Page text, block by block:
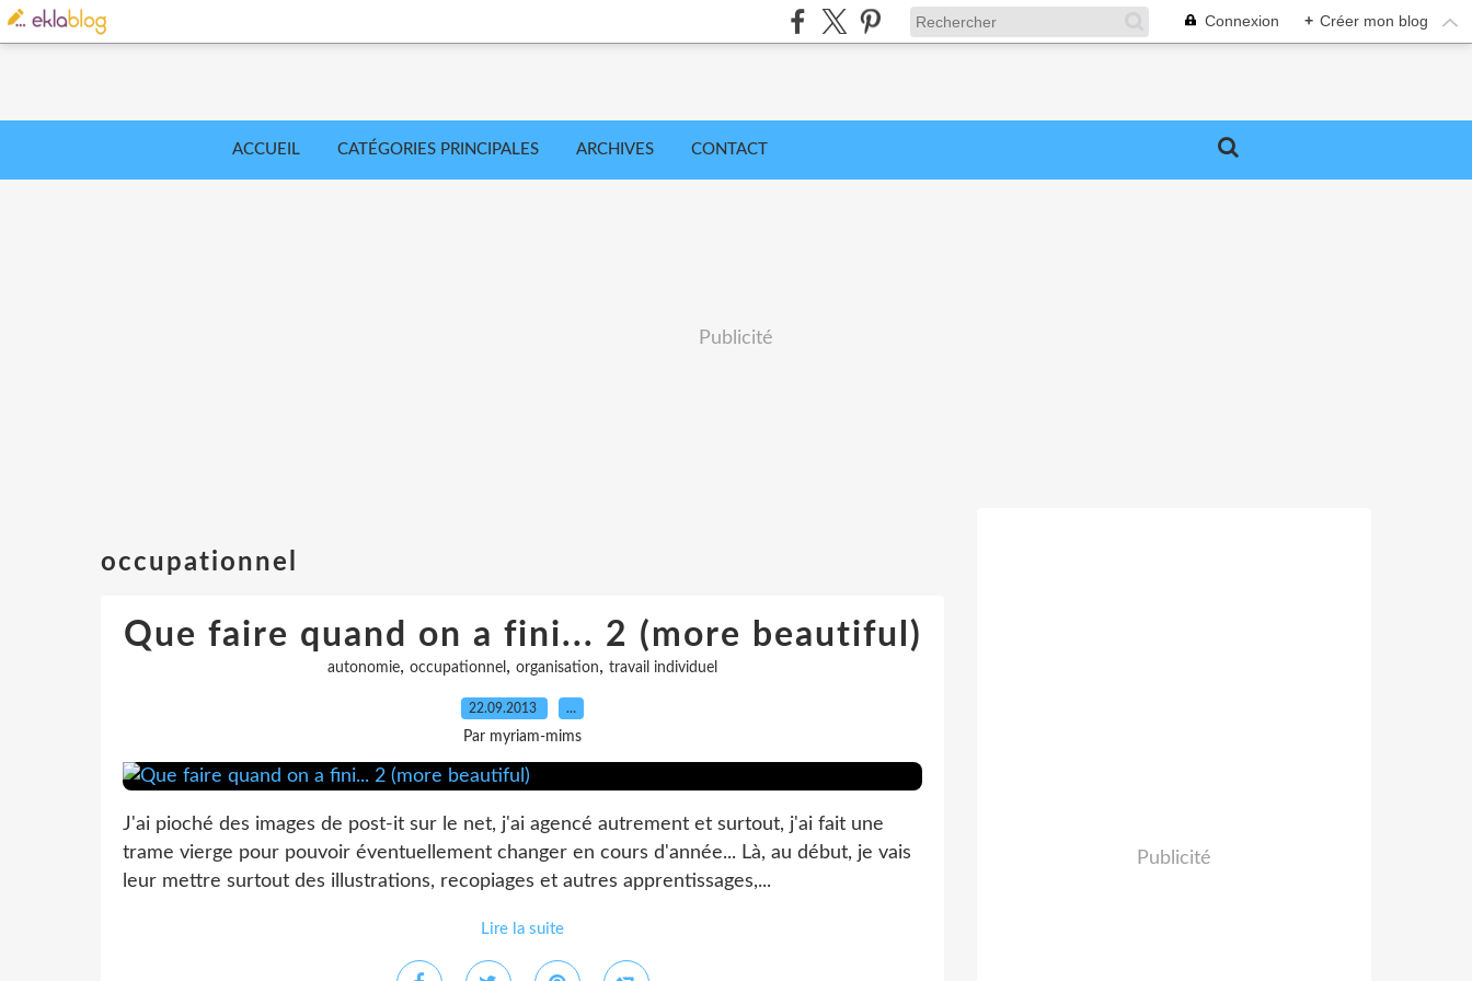
Connexion + Créer mon blog
ACCUEIL CATÉGORIES PRINCIPALES ARCHIVES CONTACT
Publicité
occupationnel
Que faire quand on a fini... 2 (more beautiful)
autonomie, occupationnel , organisation, travail individuel
22.09.2013 …
Par myriam-mims
J'ai pioché des images de post-it sur le net, j'ai agencé autrement et surtout, j'ai fait une
trame vierge pour pouvoir éventuellement changer en cours d'année... Là, au début, je vais
leur mettre surtout des illustrations, recopiages et autres apprentissages,...
Lire la suite
Publicité